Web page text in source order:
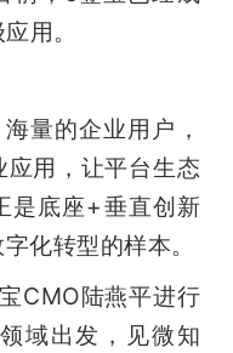
用。
量的企业用户，
用，让平台生态
是底座+垂直创新
化转型的样本。
CMO陆燕平进行
域出发，见微知